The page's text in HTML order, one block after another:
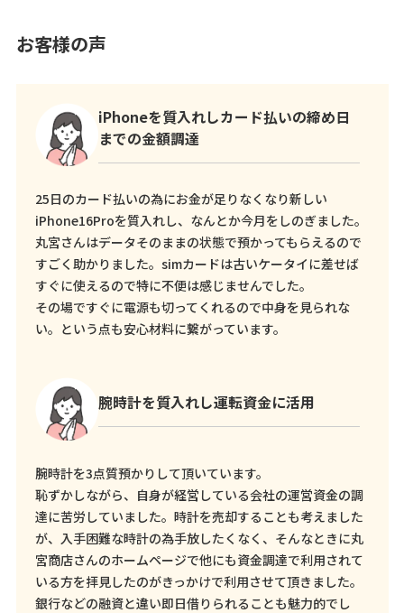
お客様の声
iPhoneを質入れしカード払いの締め日
までの金額調達
25日のカード払いの為にお金が足りなくなり新しい
iPhone16Proを質入れし、なんとか今月をしのぎました。
丸宮さんはデータそのままの状態で預かってもらえるので
すごく助かりました。simカードは古いケータイに差せば
すぐに使えるので特に不便は感じませんでした。
その場ですぐに電源も切ってくれるので中身を見られな
い。という点も安心材料に繋がっています。
腕時計を質入れし運転資金に活用
腕時計を3点質預かりして頂いています。
恥ずかしながら、自身が経営している会社の運営資金の調
達に苦労していました。時計を売却することも考えました
が、入手困難な時計の為手放したくなく、そんなときに丸
宮商店さんのホームページで他にも資金調達で利用されて
いる方を拝見したのがきっかけで利用させて頂きました。
銀行などの融資と違い即日借りられることも魅力的でし